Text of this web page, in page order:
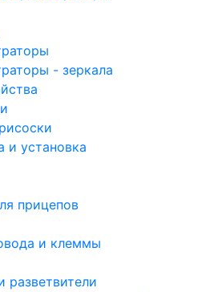
- зеркала
установка
прицепов
и клеммы
разветвители